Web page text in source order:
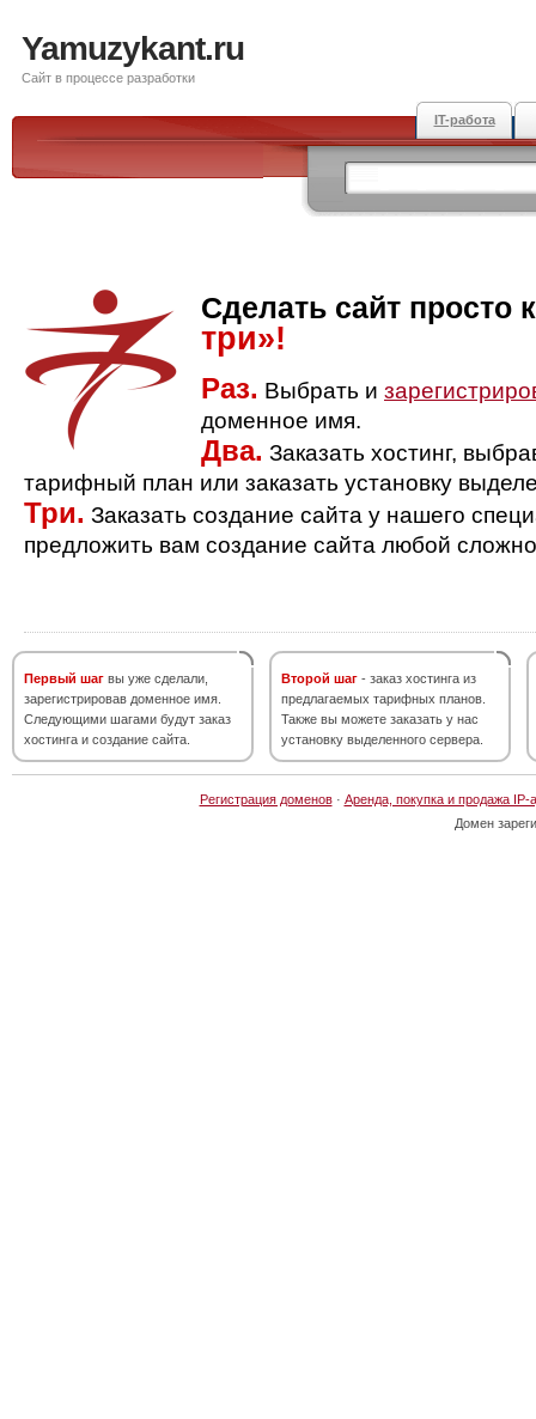
Yamuzykant.ru
Сайт в процессе разработки
IT-работа
Сделать сайт просто
три»!
Раз. Выбрать и
доменное имя.
Два. Заказать хостинг,
тарифный план или заказать установку
Три. Заказать создание сайта у нашего
предложить вам создание сайта любой
Первый шаг вы уже сделали,
зарегистрировав доменное имя.
Следующими шагами будут заказ
хостинга и создание сайта.
Второй шаг - заказ хостинга из
предлагаемых тарифных планов.
Также вы можете заказать у нас
установку выделенного сервера.
Регистрация доменов· Аренда, покупка и продажа IP-
Домен